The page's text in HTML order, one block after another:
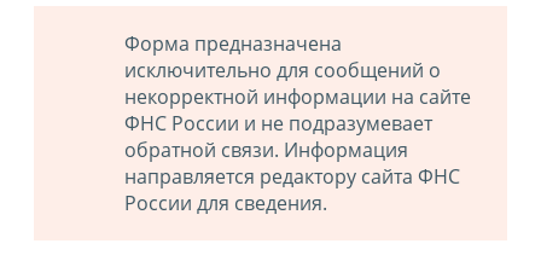
Форма предназначена
исключительно для сообщений о
некорректной информации на сайте
ФНС России и не подразумевает
обратной связи. Информация
направляется редактору сайта ФНС
России для сведения.